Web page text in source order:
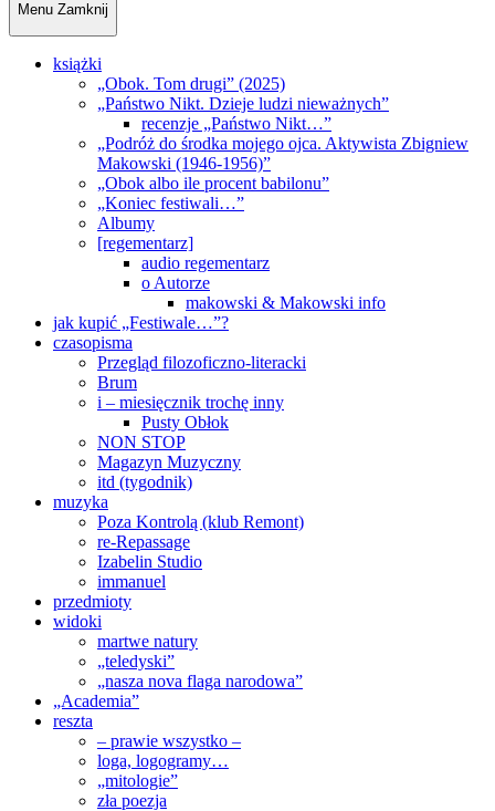
Menu Zamknij
książki
„Obok. Tom drugi” (2025)
„Państwo Nikt. Dzieje ludzi nieważnych”
recenzje „Państwo Nikt…”
„Podróż do środka mojego ojca. Aktywista Zbigniew
Makowski (1946-1956)”
„Obok albo ile procent babilonu”
„Koniec festiwali…”
Albumy
[regementarz]
audio regementarz
o Autorze
makowski & Makowski info
jak kupić „Festiwale…”?
czasopisma
Przegląd filozoficzno-literacki
Brum
i – miesięcznik trochę inny
Pusty Obłok
NON STOP
Magazyn Muzyczny
itd (tygodnik)
muzyka
Poza Kontrolą (klub Remont)
re-Repassage
Izabelin Studio
immanuel
przedmioty
widoki
martwe natury
„teledyski”
„nasza nova flaga narodowa”
„Academia”
reszta
– prawie wszystko –
loga, logogramy…
„mitologie”
zła poezja